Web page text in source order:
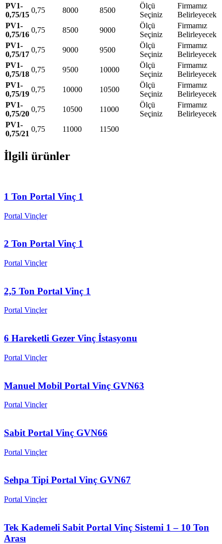
PV1-
0,75/15
0,75 8000 8500
Ölçü
Seçiniz
Firmamız
Belirleyecek
PV1-
0,75/16
0,75 8500 9000
Ölçü
Seçiniz
Firmamız
Belirleyecek
PV1-
0,75/17
0,75 9000 9500
Ölçü
Seçiniz
Firmamız
Belirleyecek
PV1-
0,75/18
0,75 9500 10000
Ölçü
Seçiniz
Firmamız
Belirleyecek
PV1-
0,75/19
0,75 10000 10500
Ölçü
Seçiniz
Firmamız
Belirleyecek
PV1-
0,75/20
0,75 10500 11000
Ölçü
Seçiniz
Firmamız
Belirleyecek
PV1-
0,75/21
0,75 11000 11500
İlgili ürünler
1 Ton Portal Vinç 1
Portal Vinçler
2 Ton Portal Vinç 1
Portal Vinçler
2,5 Ton Portal Vinç 1
Portal Vinçler
6 Hareketli Gezer Vinç İstasyonu
Portal Vinçler
Manuel Mobil Portal Vinç GVN63
Portal Vinçler
Sabit Portal Vinç GVN66
Portal Vinçler
Sehpa Tipi Portal Vinç GVN67
Portal Vinçler
Tek Kademeli Sabit Portal Vinç Sistemi 1 – 10 Ton
Arası